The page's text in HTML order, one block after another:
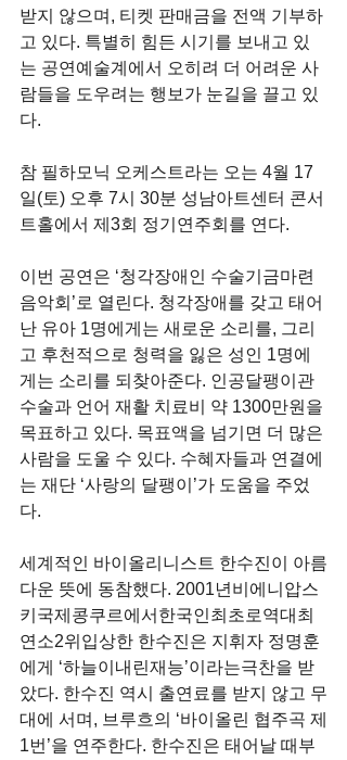
받지 않으며, 티켓 판매금을 전액 기부하
고 있다. 특별히 힘든 시기를 보내고 있
는 공연예술계에서 오히려 더 어려운 사
람들을 도우려는 행보가 눈길을 끌고 있
다.
참 필하모닉 오케스트라는 오는 4월 17
일(토) 오후 7시 30분 성남아트센터 콘서
트홀에서 제3회 정기연주회를 연다.
이번 공연은 ‘청각장애인 수술기금마련
음악회’로 열린다. 청각장애를 갖고 태어
난 유아 1명에게는 새로운 소리를, 그리
고 후천적으로 청력을 잃은 성인 1명에
게는 소리를 되찾아준다. 인공달팽이관
수술과 언어 재활 치료비 약 1300만원을
목표하고 있다. 목표액을 넘기면 더 많은
사람을 도울 수 있다. 수혜자들과 연결에
는 재단 ‘사랑의 달팽이’가 도움을 주었
다.
세계적인 바이올리니스트 한수진이 아름
다운 뜻에 동참했다. 2001년비에니압스
키국제콩쿠르에서한국인최초로역대최
연소2위입상한 한수진은 지휘자 정명훈
에게 ‘하늘이내린재능’이라는극찬을 받
았다. 한수진 역시 출연료를 받지 않고 무
대에 서며, 브루흐의 ‘바이올린 협주곡 제
1번’을 연주한다. 한수진은 태어날 때부